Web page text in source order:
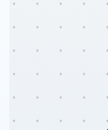
Получить протез
Политика
Часто